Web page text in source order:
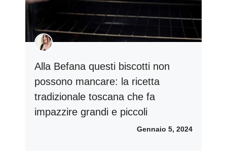
Alla Befana questi biscotti non
possono mancare: la ricetta
tradizionale toscana che fa
impazzire grandi e piccoli
Gennaio 5, 2024